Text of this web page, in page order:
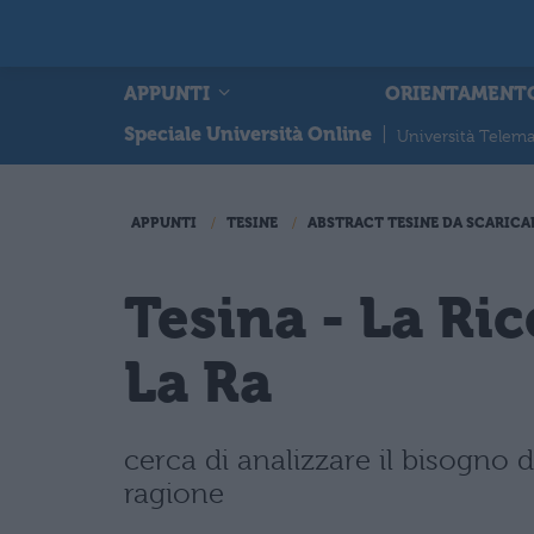
APPUNTI
Speciale Università Online
Università
APPUNTI TESINE ABSTRACT TESINE DA
Tesina - La
La Ra
cerca di analizzare il bisogno
ragione